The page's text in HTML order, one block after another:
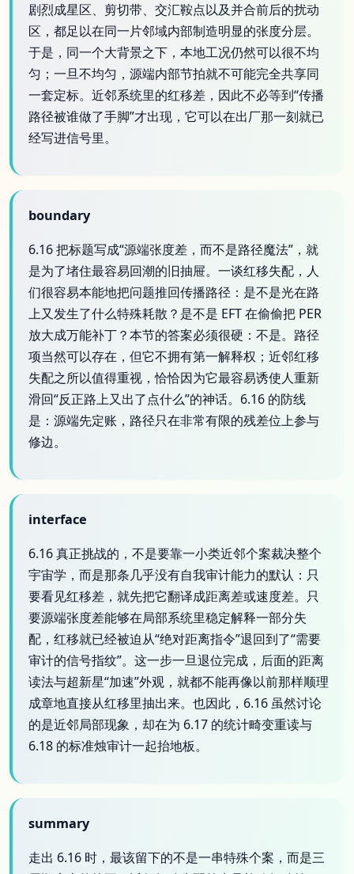
剧烈成星区、剪切带、交汇鞍点以及并合前后的扰动
区，都足以在同一片邻域内部制造明显的张度分层。
于是，同一个大背景之下，本地工况仍然可以很不均
匀；一旦不均匀，源端内部节拍就不可能完全共享同
一套定标。近邻系统里的红移差，因此不必等到“传播
路径被谁做了手脚”才出现，它可以在出厂那一刻就已
经写进信号里。
boundary
6.16 把标题写成“源端张度差，而不是路径魔法”，就
是为了堵住最容易回潮的旧抽屉。一谈红移失配，人
们很容易本能地把问题推回传播路径：是不是光在路
上又发生了什么特殊耗散？是不是 EFT 在偷偷把 PER
放大成万能补丁？本节的答案必须很硬：不是。路径
项当然可以存在，但它不拥有第一解释权；近邻红移
失配之所以值得重视，恰恰因为它最容易诱使人重新
滑回“反正路上又出了点什么”的神话。6.16 的防线
是：源端先定账，路径只在非常有限的残差位上参与
修边。
interface
6.16 真正挑战的，不是要靠一小类近邻个案裁决整个
宇宙学，而是那条几乎没有自我审计能力的默认：只
要看见红移差，就先把它翻译成距离差或速度差。只
要源端张度差能够在局部系统里稳定解释一部分失
配，红移就已经被迫从“绝对距离指令”退回到了“需要
审计的信号指纹”。这一步一旦退位完成，后面的距离
读法与超新星“加速”外观，就都不能再像以前那样顺理
成章地直接从红移里抽出来。也因此，6.16 虽然讨论
的是近邻局部现象，却在为 6.17 的统计畸变重读与
6.18 的标准烛审计一起抬地板。
summary
走出 6.16 时，最该留下的不是一串特殊个案，而是三